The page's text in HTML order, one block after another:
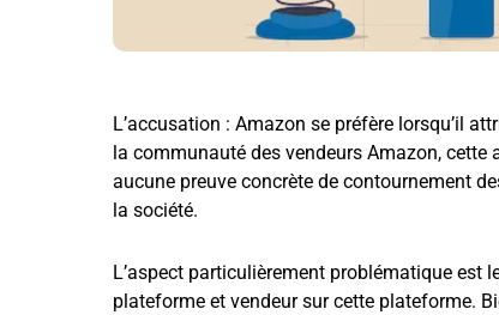
L’accusation : Amazon se préfère lorsqu’il
la communauté des vendeurs Amazon, cette
aucune preuve concrète de contournement
la société.
L’aspect particulièrement problématique est
plateforme et vendeur sur cette plateforme.